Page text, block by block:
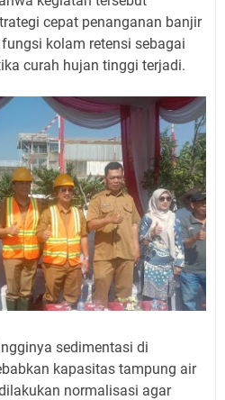
cepat penanganan banjir
kolam retensi sebagai
curah hujan tinggi terjadi.
sedimentasi di
kapasitas tampung air
normalisasi agar